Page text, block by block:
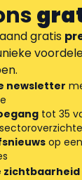
gratis
newsletter
tot 35
op
zichtbaarheid